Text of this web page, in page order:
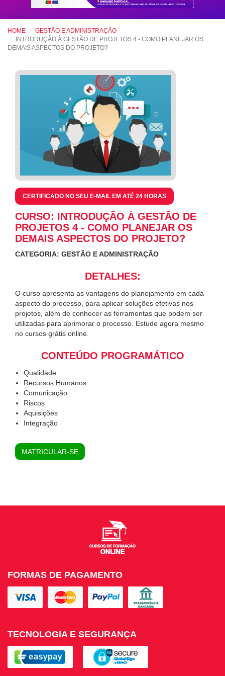
HOME
GESTÃO E ADMINISTRAÇÃO
INTRODUÇÃO À GESTÃO DE PROJETOS 4 - COMO PLANEJAR OS
DEMAIS ASPECTOS DO PROJETO?
CERTIFICADO NO SEU E-MAIL EM ATÉ 24 HORAS
CURSO: INTRODUÇÃO À GESTÃO DE
PROJETOS 4 - COMO PLANEJAR OS
DEMAIS ASPECTOS DO PROJETO?
CATEGORIA: GESTÃO E ADMINISTRAÇÃO
DETALHES:
O curso apresenta as vantagens do planejamento em cada
aspecto do processo, para aplicar soluções efetivas nos
projetos, além de conhecer as ferramentas que podem ser
utilizadas para aprimorar o processo. Estude agora mesmo
no cursos grátis online.
CONTEÚDO PROGRAMÁTICO
Qualidade
Recursos Humanos
Comunicação
Riscos
Aquisições
Integração
MATRICULAR-SE
FORMAS DE PAGAMENTO
TECNOLOGIA E SEGURANÇA